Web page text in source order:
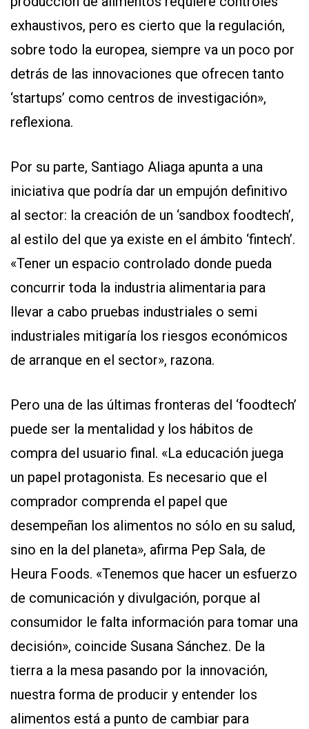
exhaustivos, pero es cierto que la regulación,
sobre todo la europea, siempre va un poco por
detrás de las innovaciones que ofrecen tanto
‘startups’ como centros de investigación»,
reflexiona.
Por su parte, Santiago Aliaga apunta a una
iniciativa que podría dar un empujón definitivo
al sector: la creación de un ‘sandbox foodtech’,
al estilo del que ya existe en el ámbito ‘fintech’.
«Tener un espacio controlado donde pueda
concurrir toda la industria alimentaria para
llevar a cabo pruebas industriales o semi
industriales mitigaría los riesgos económicos
de arranque en el sector», razona.
Pero una de las últimas fronteras del ‘foodtech’
puede ser la mentalidad y los hábitos de
compra del usuario final. «La educación juega
un papel protagonista. Es necesario que el
comprador comprenda el papel que
desempeñan los alimentos no sólo en su salud,
sino en la del planeta», afirma Pep Sala, de
Heura Foods. «Tenemos que hacer un esfuerzo
de comunicación y divulgación, porque al
consumidor le falta información para tomar una
decisión», coincide Susana Sánchez. De la
tierra a la mesa pasando por la innovación,
nuestra forma de producir y entender los
alimentos está a punto de cambiar para